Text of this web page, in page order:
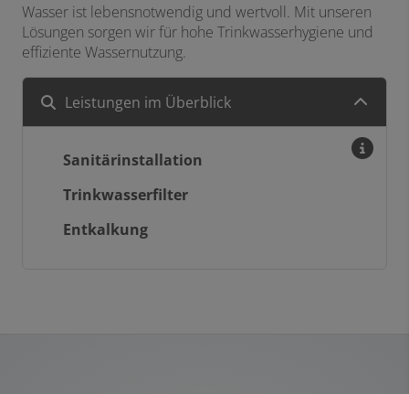
Wasser ist lebensnotwendig und wertvoll. Mit unseren
Lösungen sorgen wir für hohe Trinkwasserhygiene und
effiziente Wassernutzung.
Leistungen im Überblick
Sanitärinstallation
Trinkwasserfilter
Entkalkung